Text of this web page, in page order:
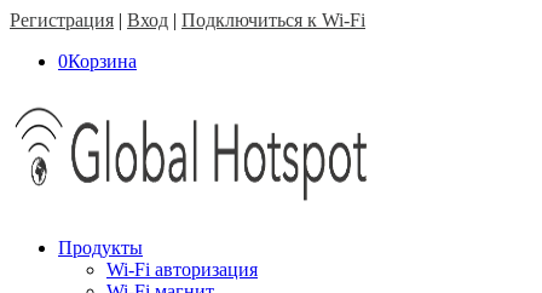
Регистрация | Вход | Подключиться к Wi-Fi
0Корзина
Продукты
Wi-Fi авторизация